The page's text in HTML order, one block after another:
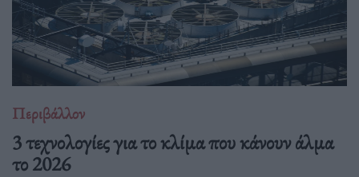
Περιβάλλον
3 τεχνολογίες για το κλίμα που κάνουν άλμα
το 2026